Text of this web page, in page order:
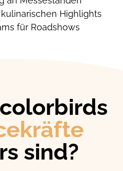
Highlights
für Roadshows
sind?